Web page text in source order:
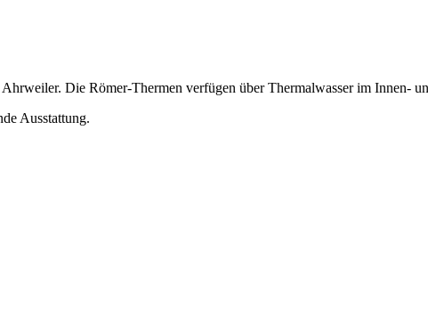
Die Römer-Thermen verfügen über Thermalwasser im Innen-
Ausstattung.